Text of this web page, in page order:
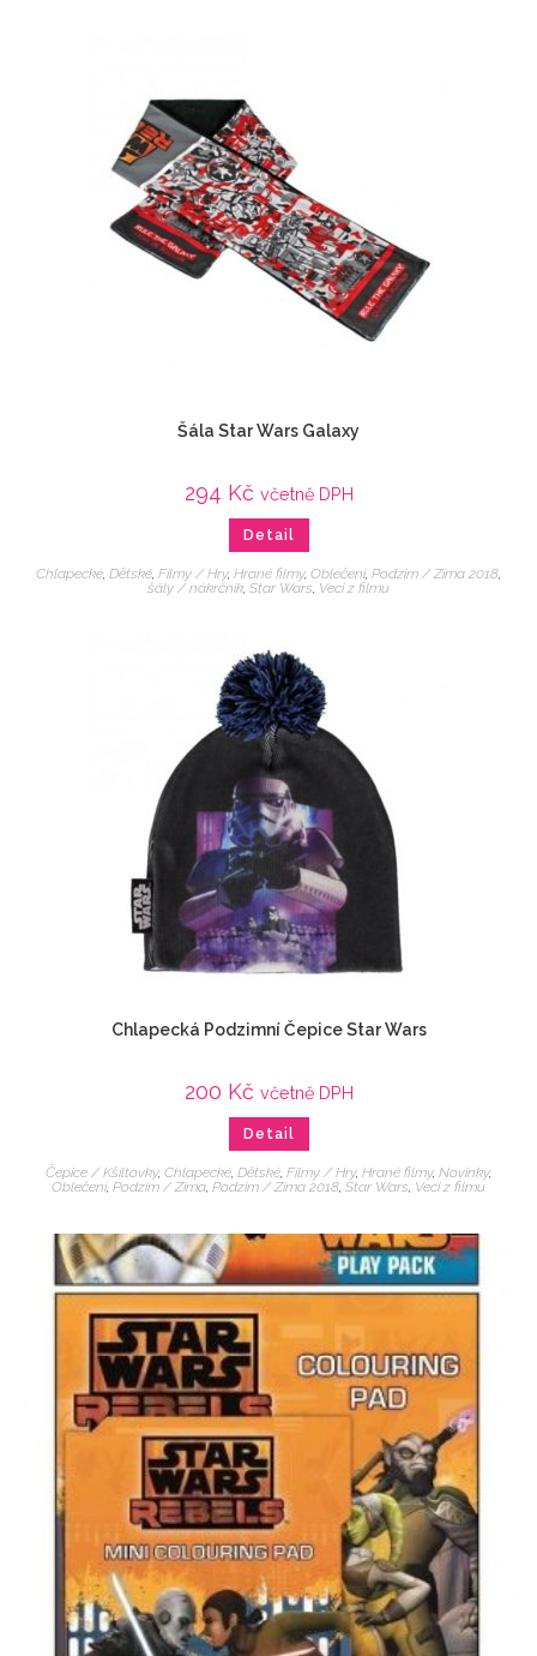
Šála Star Wars Galaxy
294 Kč včetně DPH
Detail
Chlapecké Dětské Filmy / Hry, Hrané filmy, Oblečení, Podzim / Zima 2018
šály / nákrčník Star Wars Veci z filmu
Chlapecká Podzimní Čepice Star Wars
200 Kč včetně DPH
Detail
Čepice / Kšiltovky, Chlapecké, Dětské, Filmy / Hry, Hrané filmy, Novinky,
Oblečení, Podzim / Zima, Podzim / Zima 2018, Star Wars, Veci z filmu